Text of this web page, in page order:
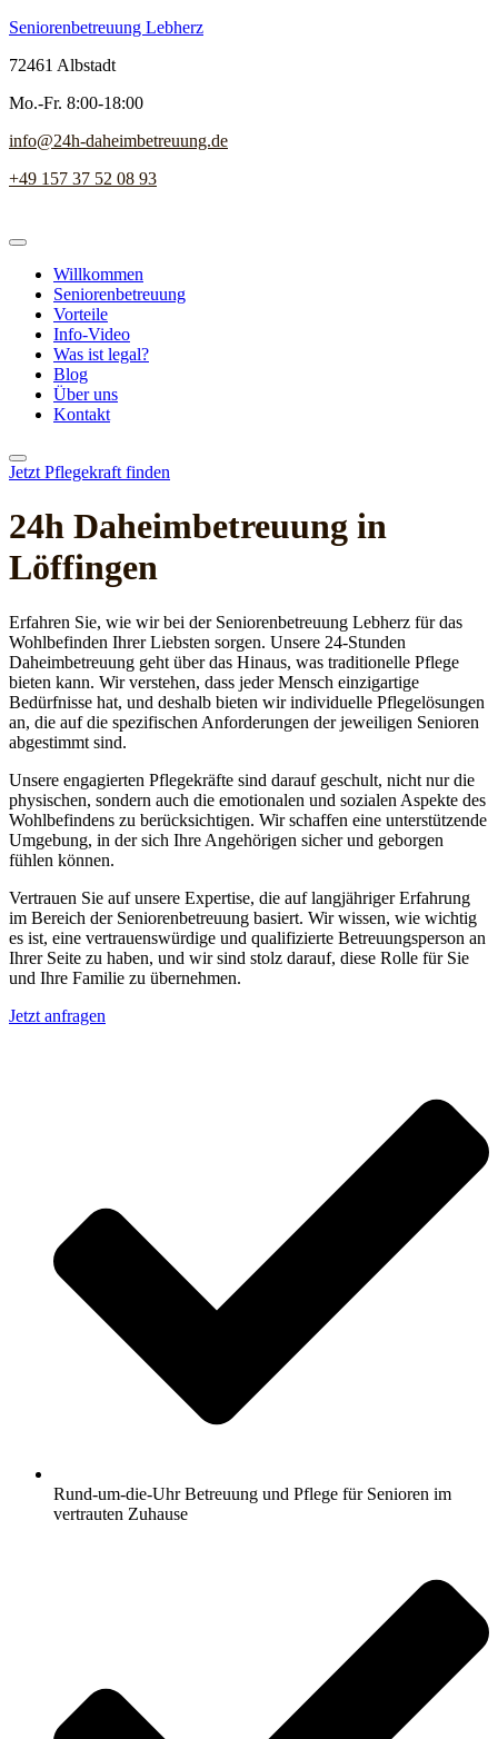
Seniorenbetreuung Lebherz
72461 Albstadt
Mo.-Fr. 8:00-18:00
info@24h-daheimbetreuung.de
+49 157 37 52 08 93
Willkommen
Seniorenbetreuung
Vorteile
Info-Video
Was ist legal?
Blog
Über uns
Kontakt
Jetzt Pflegekraft finden
24h Daheim­betreuung in
Löffingen
Erfahren Sie, wie wir bei der Seniorenbetreuung Lebherz für das
Wohlbefinden Ihrer Liebsten sorgen. Unsere 24-Stunden
Daheimbetreuung geht über das Hinaus, was traditionelle Pflege
bieten kann. Wir verstehen, dass jeder Mensch einzigartige
Bedürfnisse hat, und deshalb bieten wir individuelle Pflegelösungen
an, die auf die spezifischen Anforderungen der jeweiligen Senioren
abgestimmt sind.
Unsere engagierten Pflegekräfte sind darauf geschult, nicht nur die
physischen, sondern auch die emotionalen und sozialen Aspekte des
Wohlbefindens zu berücksichtigen. Wir schaffen eine unterstützende
Umgebung, in der sich Ihre Angehörigen sicher und geborgen
fühlen können.
Vertrauen Sie auf unsere Expertise, die auf langjähriger Erfahrung
im Bereich der Seniorenbetreuung basiert. Wir wissen, wie wichtig
es ist, eine vertrauenswürdige und qualifizierte Betreuungsperson an
Ihrer Seite zu haben, und wir sind stolz darauf, diese Rolle für Sie
und Ihre Familie zu übernehmen.
Jetzt anfragen
Rund-um-die-Uhr Betreuung und Pflege für Senioren im
vertrauten Zuhause